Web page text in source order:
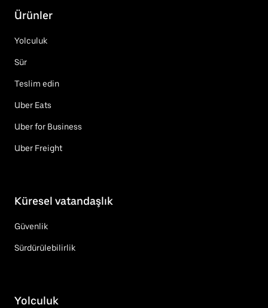
Ürünler
Yolculuk
Sür
Teslim edin
Uber Eats
Uber for Business
Uber Freight
Küresel vatandaşlık
Güvenlik
Sürdürülebilirlik
Yolculuk